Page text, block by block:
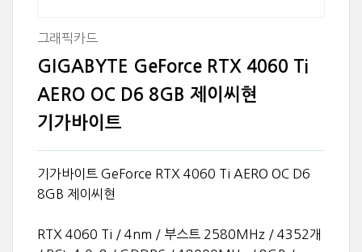
그래픽카드
GIGABYTE GeForce RTX 4060 Ti
AERO OC D6 8GB 제이씨현
기가바이트
기가바이트 GeForce RTX 4060 Ti AERO OC D6
8GB 제이씨현
RTX 4060 Ti / 4nm / 부스트 2580MHz / 4352개